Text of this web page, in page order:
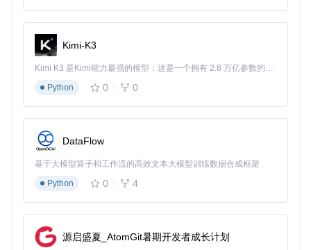
针对WSL环境特点，Files提供了多项增强功能：
上下文感知操作：根据文件类型自动切换操作模式，如对L
inux可执行文件显示"在终端中运行"选项
口间直接拖放文件
WSL终端集成
动定位到当前目录
为解决WSL文件系统访问延迟问题，Files实现了多级缓存策
元数据缓存：缓存文件列表和属性信息，减少重复查询
缩略图预生成：针对常用目录预生成文件缩略图
智能预加载：根据用户访问模式预测并预加载可能需要的文
Kimi-K3
Kimi K3 是Kimi能力最强的模型：这是一个拥有 2.8 万亿参数的混合专家（MoE）模型，具备原生视觉理解能力，并支持 100 万 token 的上下文窗口。
Python
0 0
DataFlow
基于大模型算子和工作流的高效文本大模型训练数据合成框架
Python
0 4
源启盛夏_AtomGit暑期开发者成长计划